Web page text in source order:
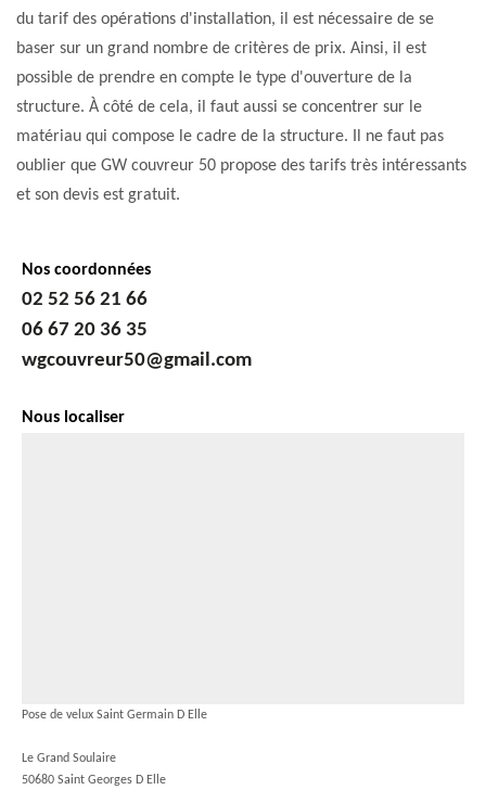
du tarif des opérations d'installation, il est nécessaire de se
baser sur un grand nombre de critères de prix. Ainsi, il est
possible de prendre en compte le type d'ouverture de la
structure. À côté de cela, il faut aussi se concentrer sur le
matériau qui compose le cadre de la structure. Il ne faut pas
oublier que GW couvreur 50 propose des tarifs très intéressants
et son devis est gratuit.
Nos coordonnées
02 52 56 21 66
06 67 20 36 35
wgcouvreur50@gmail.com
Nous localiser
Pose de velux Saint Germain D Elle
Le Grand Soulaire
50680 Saint Georges D Elle